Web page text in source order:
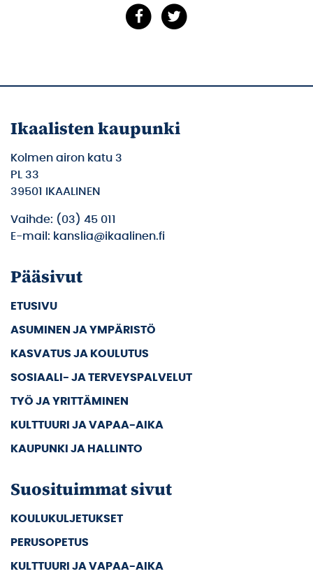
Ikaalisten kaupunki
Kolmen airon katu 3
PL 33
39501 IKAALINEN
Vaihde: (03) 45 011
E-mail: kanslia@ikaalinen.fi
Pääsivut
ETUSIVU
ASUMINEN JA YMPÄRISTÖ
KASVATUS JA KOULUTUS
SOSIAALI- JA TERVEYSPALVELUT
TYÖ JA YRITTÄMINEN
KULTTUURI JA VAPAA-AIKA
KAUPUNKI JA HALLINTO
Suosituimmat sivut
KOULUKULJETUKSET
PERUSOPETUS
KULTTUURI JA VAPAA-AIKA